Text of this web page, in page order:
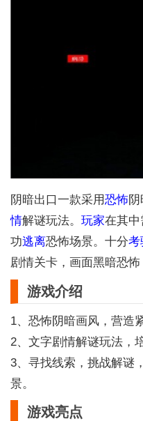
阴暗出口一款采用恐怖
情解谜玩法。 玩家在其中
功逃离恐怖场景。十分考
剧情关卡，画面黑暗恐怖
游戏介绍
1、恐怖阴暗画风，营造
2、文字剧情解谜玩法，
3、寻找线索，挑战解谜
景。
游戏亮点